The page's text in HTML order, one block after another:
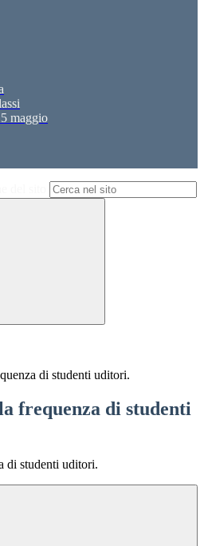
maggio
di studenti uditori.
frequenza di studenti
di studenti uditori.